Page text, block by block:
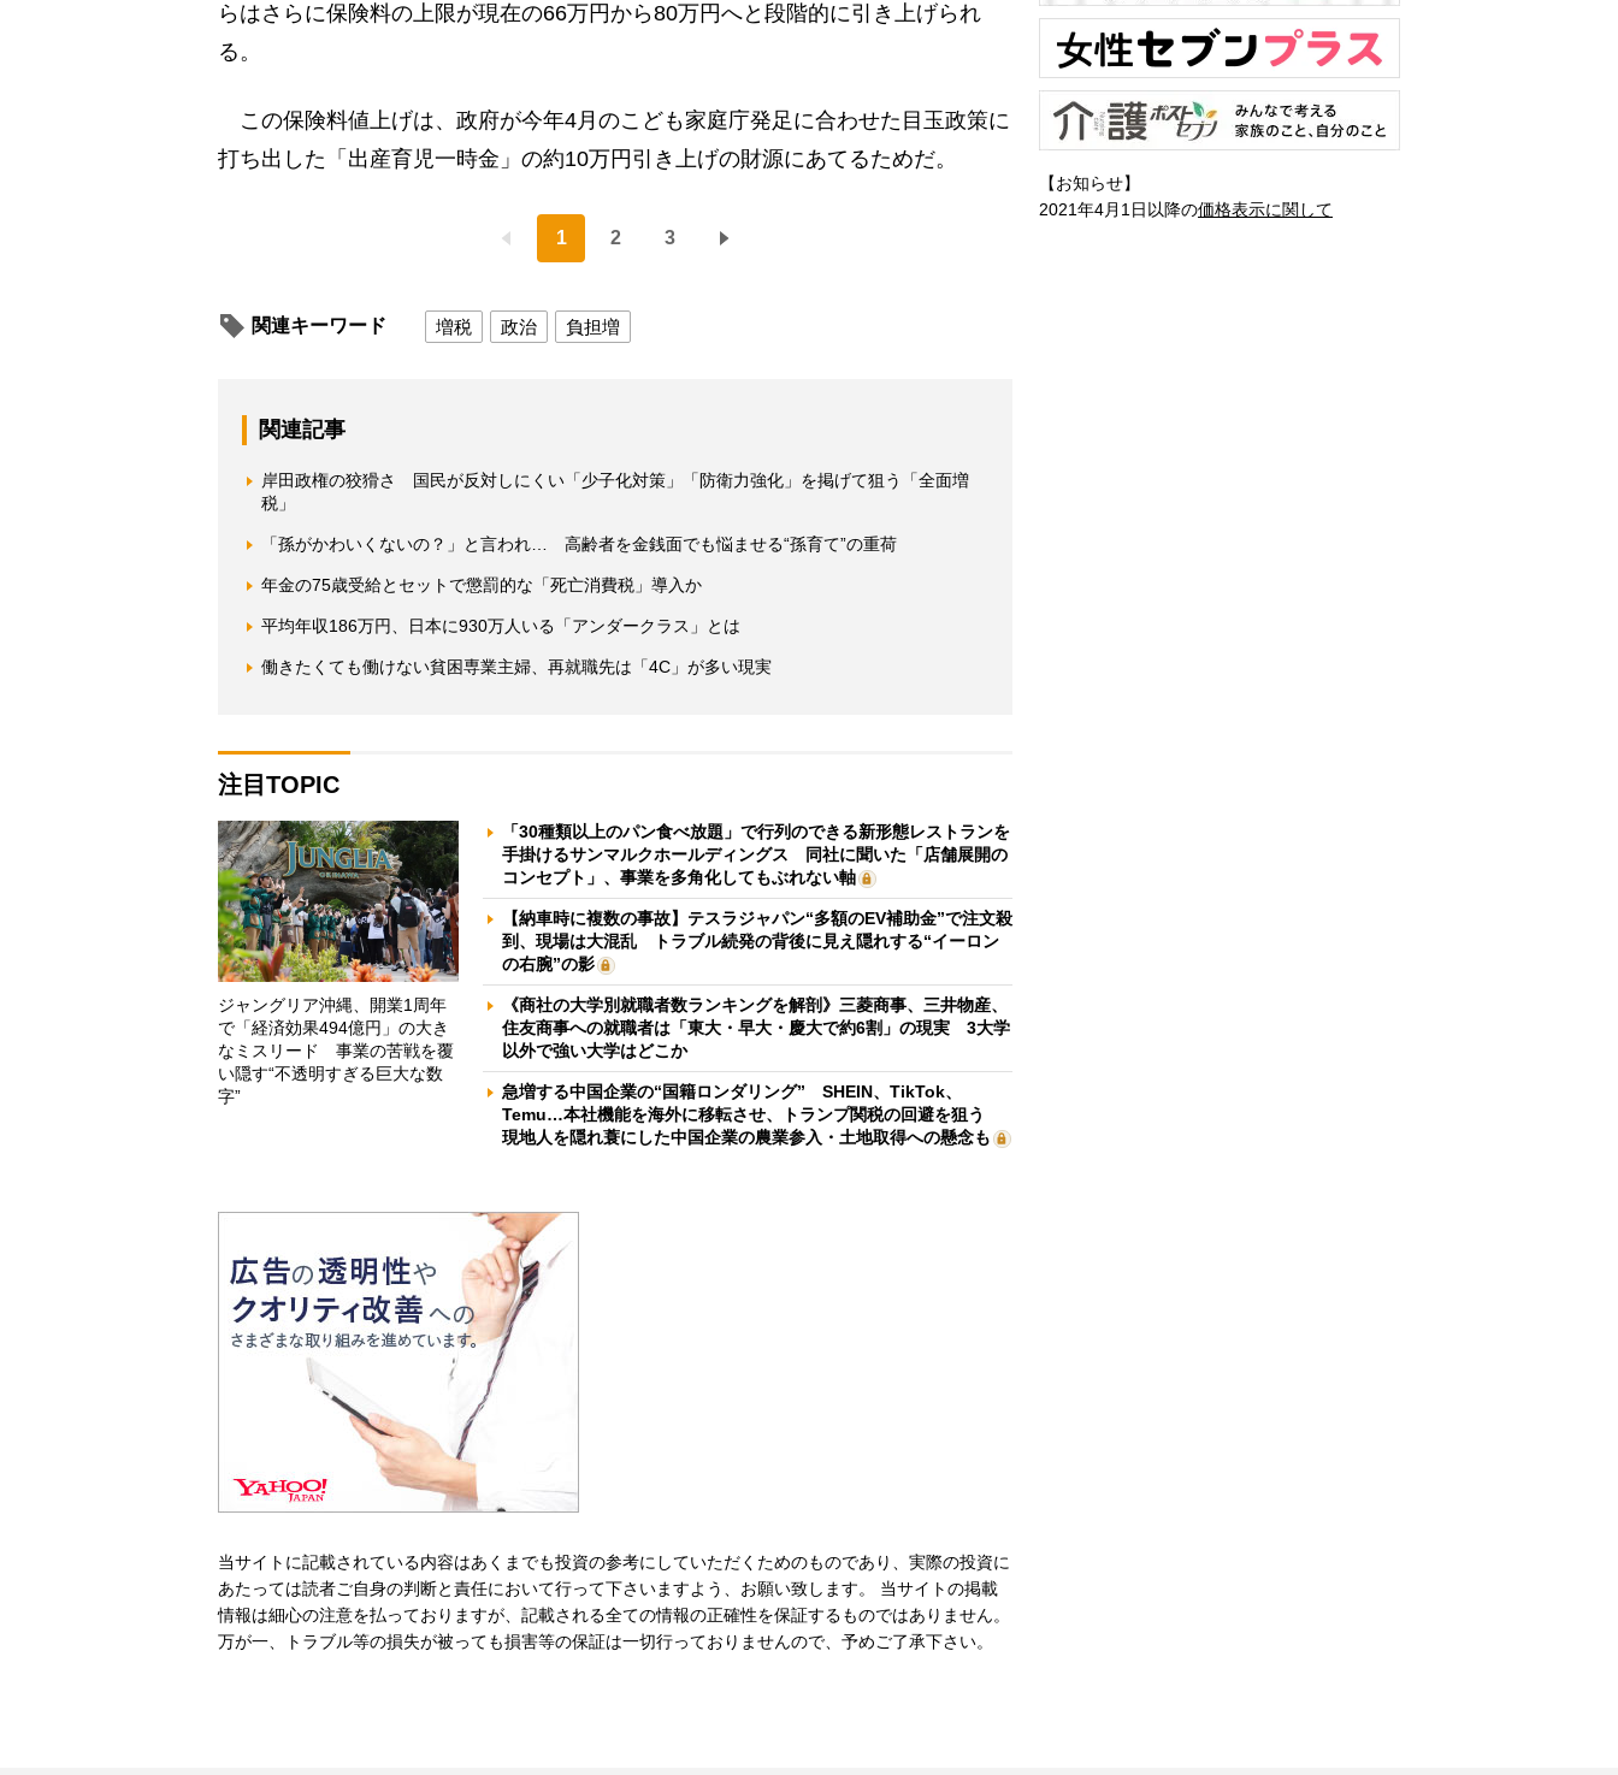
らはさらに保険料の上限が現在の66万円から80万円へと段階的に引き上げられ
る。
この保険料値上げは、政府が今年4月のこども家庭庁発足に合わせた目玉政策に
打ち出した「出産育児一時金」の約10万円引き上げの財源にあてるためだ。
1 2 3
関連キーワード 増税 政治 負担増
関連記事
岸田政権の狡猾さ 国民が反対しにくい「少子化対策」「防衛力強化」を掲げて狙う「全面増
税」
「孫がかわいくないの？」と言われ… 高齢者を金銭面でも悩ませる“孫育て”の重荷
年金の75歳受給とセットで懲罰的な「死亡消費税」導入か
平均年収186万円、日本に930万人いる「アンダークラス」とは
働きたくても働けない貧困専業主婦、再就職先は「4C」が多い現実
注目TOPIC
ジャングリア沖縄、開業1周年
で「経済効果494億円」の大き
なミスリード 事業の苦戦を覆
い隠す“不透明すぎる巨大な数
字”
「30種類以上のパン食べ放題」で行列のできる新形態レストランを
手掛けるサンマルクホールディングス 同社に聞いた「店舗展開の
コンセプト」、事業を多角化してもぶれない軸
【納車時に複数の事故】テスラジャパン“多額のEV補助金”で注文殺
到、現場は大混乱 トラブル続発の背後に見え隠れする“イーロン
の右腕”の影
《商社の大学別就職者数ランキングを解剖》三菱商事、三井物産、
住友商事への就職者は「東大・早大・慶大で約6割」の現実 3大学
以外で強い大学はどこか
急増する中国企業の“国籍ロンダリング” SHEIN、TikTok、
Temu…本社機能を海外に移転させ、トランプ関税の回避を狙う
現地人を隠れ蓑にした中国企業の農業参入・土地取得への懸念も
当サイトに記載されている内容はあくまでも投資の参考にしていただくためのものであり、実際の投資に
あたっては読者ご自身の判断と責任において行って下さいますよう、お願い致します。 当サイトの掲載
情報は細心の注意を払っておりますが、記載される全ての情報の正確性を保証するものではありません。
万が一、トラブル等の損失が被っても損害等の保証は一切行っておりませんので、予めご了承下さい。
【お知らせ】
2021年4月1日以降の価格表示に関して